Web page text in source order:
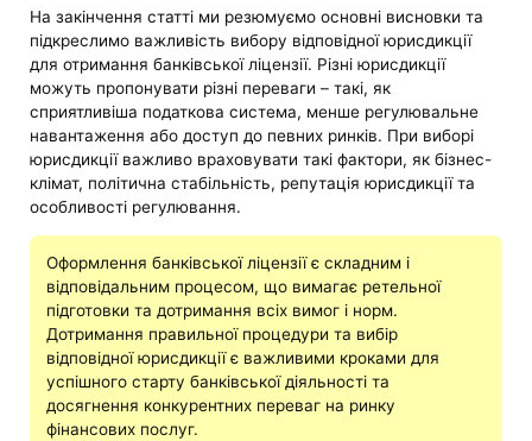
На закінчення статті ми резюмуємо основні висновки та
підкреслимо важливість вибору відповідної юрисдикції
для отримання банківської ліцензії. Різні юрисдикції
можуть пропонувати різні переваги – такі, як
сприятливіша податкова система, менше регулювальне
навантаження або доступ до певних ринків. При виборі
юрисдикції важливо враховувати такі фактори, як бізнес-
клімат, політична стабільність, репутація юрисдикції та
особливості регулювання.
Оформлення банківської ліцензії є складним і
відповідальним процесом, що вимагає ретельної
підготовки та дотримання всіх вимог і норм.
Дотримання правильної процедури та вибір
відповідної юрисдикції є важливими кроками для
успішного старту банківської діяльності та
досягнення конкурентних переваг на ринку
фінансових послуг.